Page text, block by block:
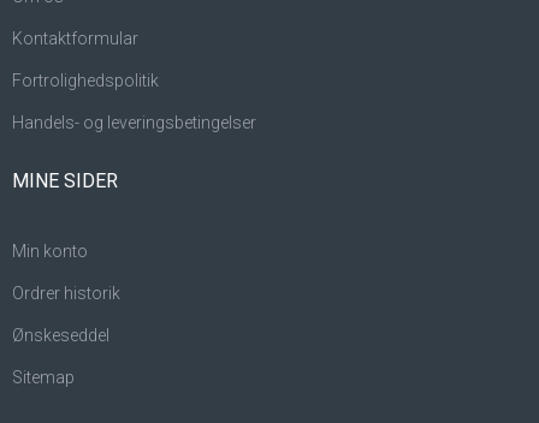
Kontaktformular
Fortrolighedspolitik
Handels- og leveringsbetingelser
MINE SIDER
Min konto
Ordrer historik
Ønskeseddel
Sitemap